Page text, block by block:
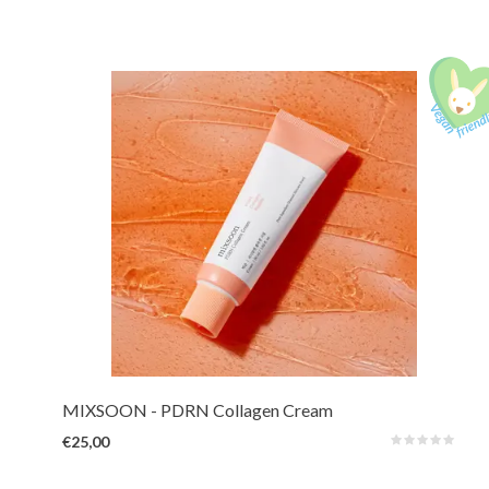
Een ultralichte, vochtrijke jelly-formule verrijkt met plantaardige rijst-
PDRN, laag-moleculair collageen en peptiden. Het geeft een krachtige
elasticiteitsboost, vult fijne lijntjes van binnenuit op en zorgt voor een
verfrissend, verkoelend effect.
MIXSOON - PDRN Collagen Cream
€25,00